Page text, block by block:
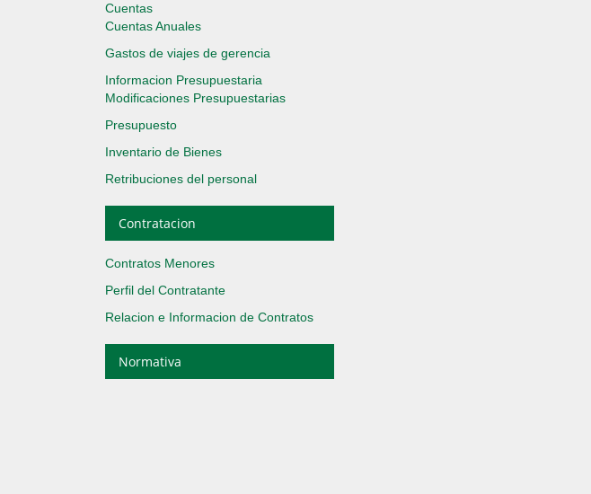
Cuentas
Cuentas Anuales
Gastos de viajes de gerencia
Informacion Presupuestaria
Modificaciones Presupuestarias
Presupuesto
Inventario de Bienes
Retribuciones del personal
Contratacion
Contratos Menores
Perfil del Contratante
Relacion e Informacion de Contratos
Normativa